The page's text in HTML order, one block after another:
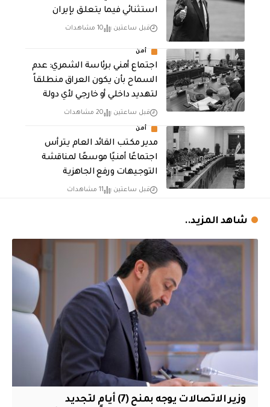
استثنائي فيما يتعلق بإيران
قبل ساعتين 10 مشاهدات
أمن
اجتماع أمني برئاسة الشمري: عدم
السماح بأن يكون العراق منطلقاً
لتهديد داخلي أو خارجي لأي دولة
قبل ساعتين 20 مشاهدات
أمن
مدير مكتب القائد العام يترأس
اجتماعًا أمنيًا موسعًا لمناقشة
التوجيهات ورفع الجاهزية
قبل ساعتين 11 مشاهدات
شاهد المزيد..
وزير الاتصالات يوجه بمنح (7) أيام لتجديد